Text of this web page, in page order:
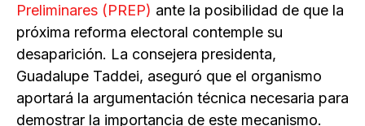
Preliminares (PREP) ante la posibilidad de que la
próxima reforma electoral contemple su
desaparición. La consejera presidenta,
Guadalupe Taddei, aseguró que el organismo
aportará la argumentación técnica necesaria para
demostrar la importancia de este mecanismo.